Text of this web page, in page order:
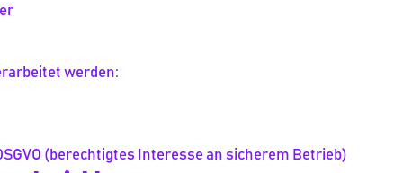
werden:
(berechtigtes Interesse an sicherem Betrieb)